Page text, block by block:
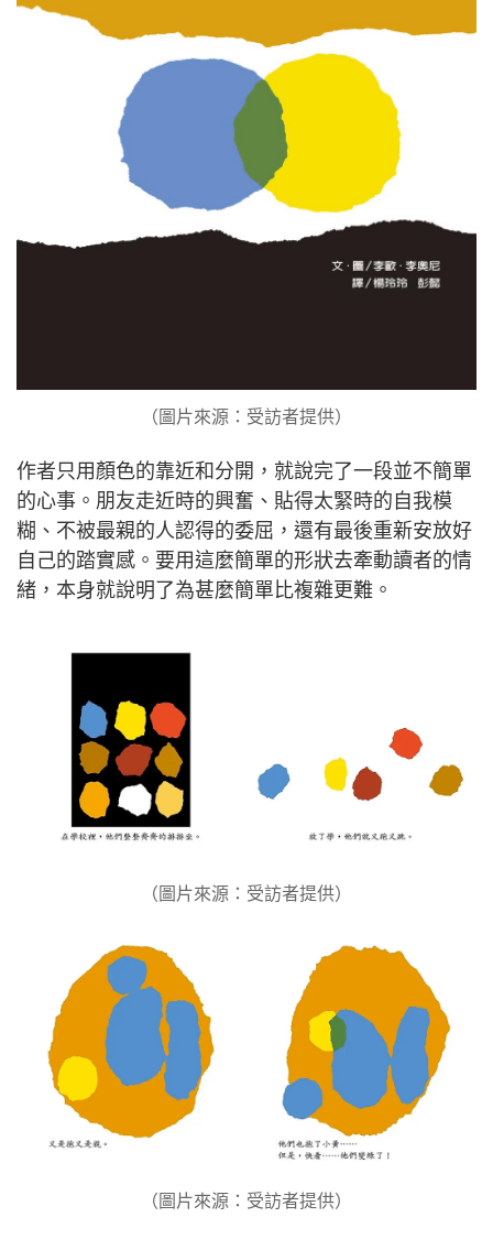
（圖片來源：受訪者提供）
作者只用顏色的靠近和分開，就說完了一段並不簡單
的心事。朋友走近時的興奮、貼得太緊時的自我模
糊、不被最親的人認得的委屈，還有最後重新安放好
自己的踏實感。要用這麼簡單的形狀去牽動讀者的情
緒，本身就說明了為甚麼簡單比複雜更難。
（圖片來源：受訪者提供）
（圖片來源：受訪者提供）